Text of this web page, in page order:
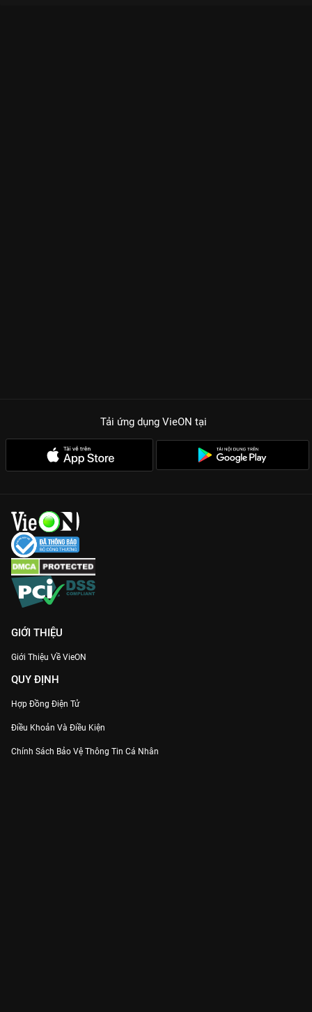
Tải ứng dụng VieON tại
GIỚI THIỆU
Giới Thiệu Về VieON
QUY ĐỊNH
Hợp Đồng Điện Tử
Điều Khoản Và Điều Kiện
Chính Sách Bảo Vệ Thông Tin Cá Nhân